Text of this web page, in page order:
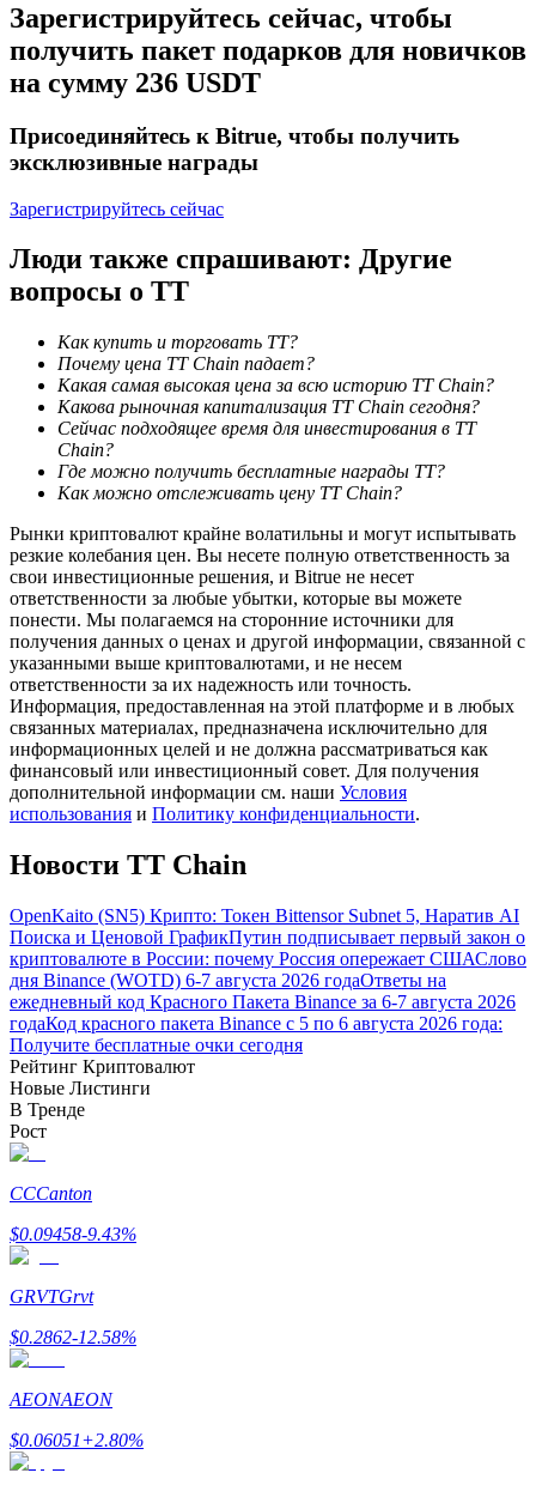
Наслаждайтесь распределением прибыли и комиссиями
за копи-трейдинг
Информация
Анализ больших данных, включая торговую информацию
и т. д.
Гид
Руководство для начинающих по фьючерсам
Узнайте, как оставаться прибыльным
Заработок
Зарегистрируйтесь сейчас, чтобы
получить пакет подарков для новичков
на сумму 236 USDT
Присоединяйтесь к Bitrue, чтобы получить
эксклюзивные награды
Зарегистрируйтесь сейчас
Люди также спрашивают: Другие
вопросы о TT
Как купить и торговать TT?
Почему цена TT Chain падает?
Какая самая высокая цена за всю историю TT Chain?
Какова рыночная капитализация TT Chain сегодня?
Сейчас подходящее время для инвестирования в TT
Chain?
Где можно получить бесплатные награды TT?
Как можно отслеживать цену TT Chain?
Рынки криптовалют крайне волатильны и могут испытывать
резкие колебания цен. Вы несете полную ответственность за
свои инвестиционные решения, и Bitrue не несет
ответственности за любые убытки, которые вы можете
понести. Мы полагаемся на сторонние источники для
получения данных о ценах и другой информации, связанной с
указанными выше криптовалютами, и не несем
ответственности за их надежность или точность.
Информация, предоставленная на этой платформе и в любых
связанных материалах, предназначена исключительно для
информационных целей и не должна рассматриваться как
финансовый или инвестиционный совет. Для получения
дополнительной информации см. наши Условия
использования и Политику конфиденциальности.
Новости TT Chain
OpenKaito (SN5) Крипто: Токен Bittensor Subnet 5, Наратив AI
Поиска и Ценовой ГрафикПутин подписывает первый закон о
криптовалюте в России: почему Россия опережает СШАСлово
дня Binance (WOTD) 6-7 августа 2026 годаОтветы на
ежедневный код Красного Пакета Binance за 6-7 августа 2026
годаКод красного пакета Binance с 5 по 6 августа 2026 года:
Получите бесплатные очки сегодня
Рейтинг Криптовалют
Новые Листинги
В Тренде
Рост
CCCanton
$0.09458-9.43%
GRVTGrvt
$0.2862-12.58%
AEONAEON
$0.06051+2.80%